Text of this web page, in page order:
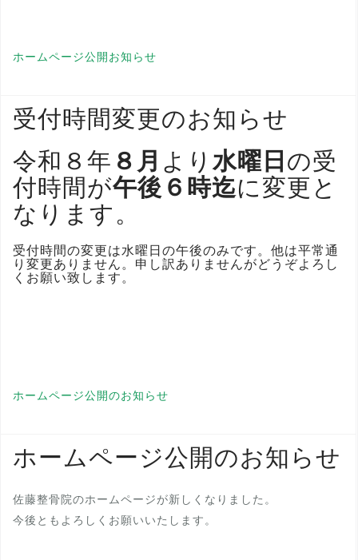
ホームページ公開お知らせ
受付時間変更のお知らせ
令和８年 ８ 月 より水曜日 の受
付時間が午後６時迄に変更と
なります。
受付時間の変更は水曜日の午後のみです。他は平常通
り変更ありません。申し訳ありませんがどうぞよろし
くお願い致します。
ホームページ公開のお知らせ
ホームページ公開のお知らせ
佐藤整骨院のホームページが新しくなりました。
今後ともよろしくお願いいたします。